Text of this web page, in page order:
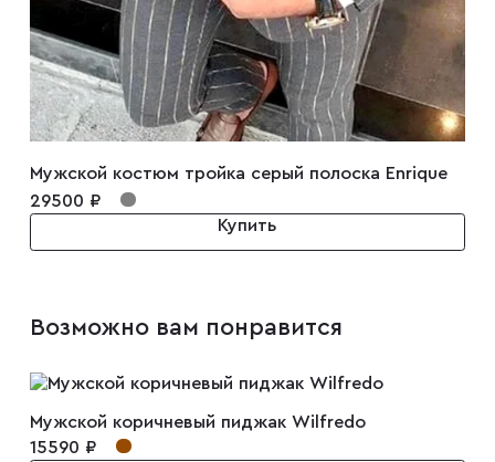
Мужской костюм тройка серый полоска Enrique
29500 ₽
Купить
Возможно вам понравится
Мужской коричневый пиджак Wilfredo
15590 ₽